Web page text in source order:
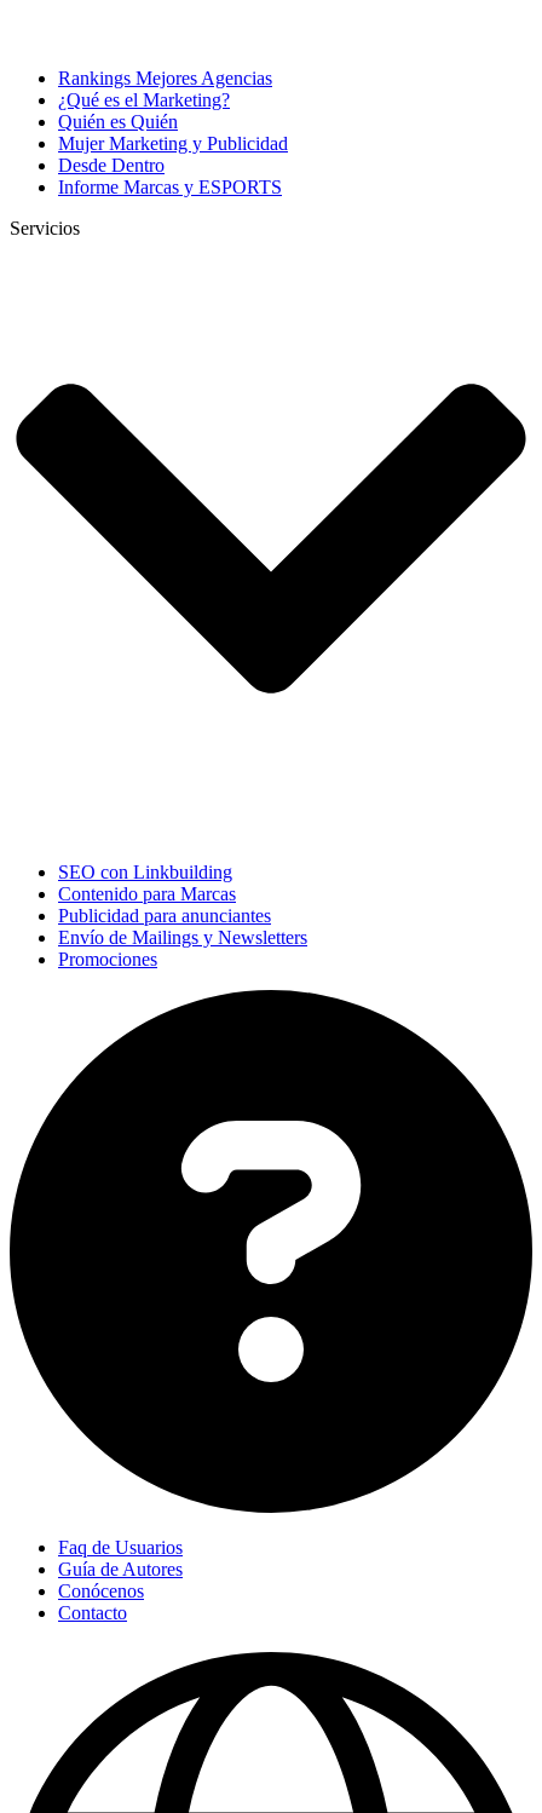
Rankings Mejores Agencias
¿Qué es el Marketing?
Quién es Quién
Mujer Marketing y Publicidad
Desde Dentro
Informe Marcas y ESPORTS
Servicios
SEO con Linkbuilding
Contenido para Marcas
Publicidad para anunciantes
Envío de Mailings y Newsletters
Promociones
Faq de Usuarios
Guía de Autores
Conócenos
Contacto